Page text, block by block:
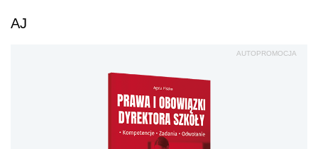
AJ
AUTOPROMOCJA